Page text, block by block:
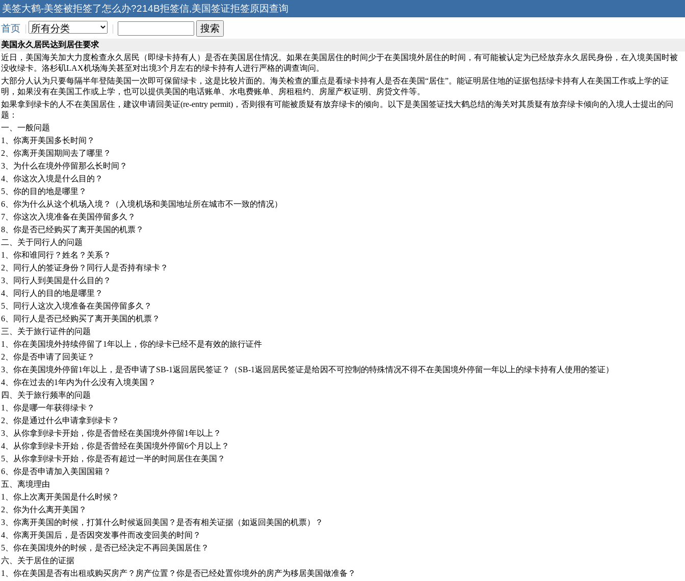
美签大鹤-美签被拒签了怎么办?214B拒签信,美国签证拒签原因查询
首页
美国永久居民达到居住要求
近日，美国海关加大力度检查永久居民（即绿卡持有人）是否在美国居住情况。如果在美国居住的时间少于在美国境外居住的时间，有可能被认定为已经放弃永久居民身份，在入境美国时被
没收绿卡。洛杉矶LAX机场海关甚至对出境3个月左右的绿卡持有人进行严格的调查询问。
大部分人认为只要每隔半年登陆美国一次即可保留绿卡，这是比较片面的。海关检查的重点是看绿卡持有人是否在美国“居住”。能证明居住地的证据包括绿卡持有人在美国工作或上学的证
明，如果没有在美国工作或上学，也可以提供美国的电话账单、水电费账单、房租租约、房屋产权证明、房贷文件等。
如果拿到绿卡的人不在美国居住，建议申请回美证(re-entry permit)，否则很有可能被质疑有放弃绿卡的倾向。以下是美国签证找大鹤总结的海关对其质疑有放弃绿卡倾向的入境人士提出的问
题：
一、一般问题
1、你离开美国多长时间？
2、你离开美国期间去了哪里？
3、为什么在境外停留那么长时间？
4、你这次入境是什么目的？
5、你的目的地是哪里？
6、你为什么从这个机场入境？（入境机场和美国地址所在城市不一致的情况）
7、你这次入境准备在美国停留多久？
8、你是否已经购买了离开美国的机票？
二、关于同行人的问题
1、你和谁同行？姓名？关系？
2、同行人的签证身份？同行人是否持有绿卡？
3、同行人到美国是什么目的？
4、同行人的目的地是哪里？
5、同行人这次入境准备在美国停留多久？
6、同行人是否已经购买了离开美国的机票？
三、关于旅行证件的问题
1、你在美国境外持续停留了1年以上，你的绿卡已经不是有效的旅行证件
2、你是否申请了回美证？
3、你在美国境外停留1年以上，是否申请了SB-1返回居民签证？（SB-1返回居民签证是给因不可控制的特殊情况不得不在美国境外停留一年以上的绿卡持有人使用的签证）
4、你在过去的1年内为什么没有入境美国？
四、关于旅行频率的问题
1、你是哪一年获得绿卡？
2、你是通过什么申请拿到绿卡？
3、从你拿到绿卡开始，你是否曾经在美国境外停留1年以上？
4、从你拿到绿卡开始，你是否曾经在美国境外停留6个月以上？
5、从你拿到绿卡开始，你是否有超过一半的时间居住在美国？
6、你是否申请加入美国国籍？
五、离境理由
1、你上次离开美国是什么时候？
2、你为什么离开美国？
3、你离开美国的时候，打算什么时候返回美国？是否有相关证据（如返回美国的机票）？
4、你离开美国后，是否因突发事件而改变回美的时间？
5、你在美国境外的时候，是否已经决定不再回美国居住？
六、关于居住的证据
1、你在美国是否有出租或购买房产？房产位置？你是否已经处置你境外的房产为移居美国做准备？